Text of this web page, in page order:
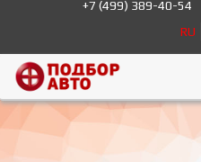
+7 (499) 389-40-54
RU